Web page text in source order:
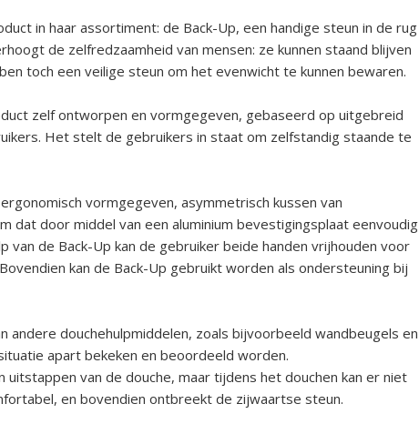
in haar assortiment: de Back-Up, een handige steun in de rug
de zelfredzaamheid van mensen: ze kunnen staand blijven
toch een veilige steun om het evenwicht te kunnen bewaren.
zelf ontworpen en vormgegeven, gebaseerd op uitgebreid
Het stelt de gebruikers in staat om zelfstandig staande te
vormgegeven, asymmetrisch kussen van
dat door middel van een aluminium bevestigingsplaat eenvoudig
de Back-Up kan de gebruiker beide handen vrijhouden voor
kan de Back-Up gebruikt worden als ondersteuning bij
andere douchehulpmiddelen, zoals bijvoorbeeld wandbeugels en
apart bekeken en beoordeeld worden.
van de douche, maar tijdens het douchen kan er niet
en bovendien ontbreekt de zijwaartse steun.